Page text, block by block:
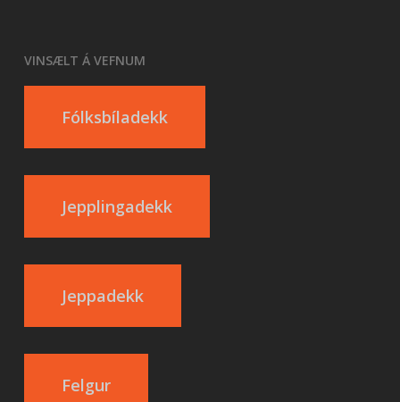
VINSÆLT Á VEFNUM
Fólksbíladekk
Jepplingadekk
Jeppadekk
Felgur